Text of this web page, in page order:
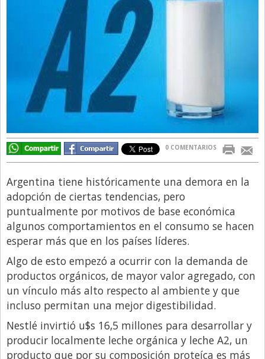
El Experto
El Innovador
El Precio Que Yo Ví
Entrevista
Entrevista Exclusiva
Finanzas
Gastronomia
La Opinión del Director
Legales
Libro de Quejas
Medios
Millonarios
Minuto Lanzamiento
Negocios
Opinion
0 COMENTARIOS
Argentina tiene históricamente una demora en la
adopción de ciertas tendencias, pero
puntualmente por motivos de base económica
algunos comportamientos en el consumo se hacen
esperar más que en los países líderes.
Algo de esto empezó a ocurrir con la demanda de
productos orgánicos, de mayor valor agregado, con
un vínculo más alto respecto al ambiente y que
incluso permitan una mejor digestibilidad.
Nestlé invirtió u$s 16,5 millones para desarrollar y
producir localmente leche orgánica y leche A2, un
producto que por su composición proteíca es más